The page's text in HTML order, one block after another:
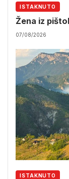
ISTAKNUTO
Žena iz
07/08/2026
ISTAKNUTO